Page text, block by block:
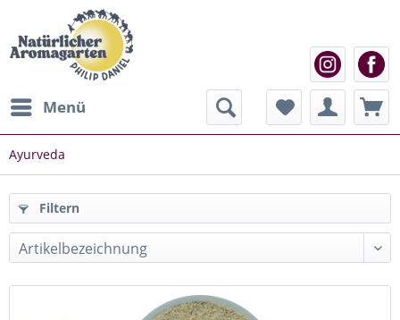
Menü
Ayurveda
Filtern